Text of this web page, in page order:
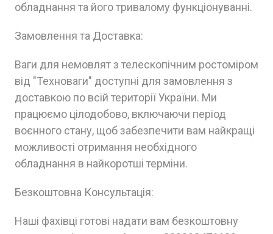
обладнання та його тривалому функціонуванні.
Замовлення та Доставка:
Ваги для немовлят з телескопічним ростоміром
від "Техноваги" доступні для замовлення з
доставкою по всій території України. Ми
працюємо цілодобово, включаючи період
воєнного стану, щоб забезпечити вам найкращі
можливості отримання необхідного
обладнання в найкоротші терміни.
Безкоштовна Консультація:
Наші фахівці готові надати вам безкоштовну